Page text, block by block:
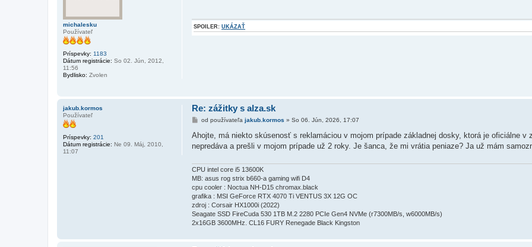
michalesku
Používateľ
Príspevky: 1183
Dátum registrácie: So 02. Jún, 2012,
11:56
Bydlisko: Zvolen
o
k
SPOILER: UKÁZAŤ
jakub.kormos
Používateľ
Príspevky: 201
Dátum registrácie: Ne 09. Máj, 2010,
11:07
Re: zážitky s alza.sk
P
í
p
o
k
od používateľa jakub.kormos » So 06. Jún, 2026, 17:07
Ahojte, má niekto skúsenosť s reklamáciou v mojom prípade základnej dosky, ktorá je oficiálne v
nepredáva a prešli v mojom prípade už 2 roky. Je šanca, že mi vrátia peniaze? Ja už mám
CPU intel core i5 13600K
MB: asus rog strix b660-a gaming wifi D4
cpu cooler : Noctua NH-D15 chromax.black
grafika : MSI GeForce RTX 4070 Ti VENTUS 3X 12G OC
zdroj : Corsair HX1000i (2022)
Seagate SSD FireCuda 530 1TB M.2 2280 PCIe Gen4 NVMe (r7300MB/s, w6000MB/s)
2x16GB 3600MHz. CL16 FURY Renegade Black Kingston